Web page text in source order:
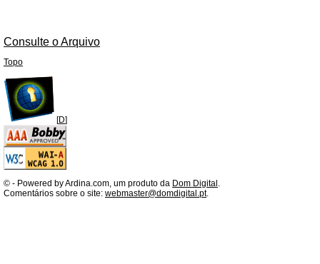
Consulte o Arquivo
Topo
[D]
© - Powered by Ardina.com, um produto da Dom Digital .
Comentários sobre o site: webmaster@domdigital.pt.